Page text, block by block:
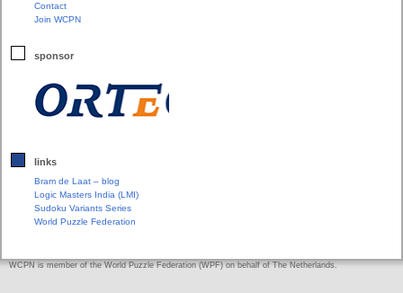
Contact
Join WCPN
sponsor
links
Bram de Laat – blog
Logic Masters India (LMI)
Sudoku Variants Series
World Puzzle Federation
WCPN is member of the World Puzzle Federation (WPF) on behalf of The Netherlands.